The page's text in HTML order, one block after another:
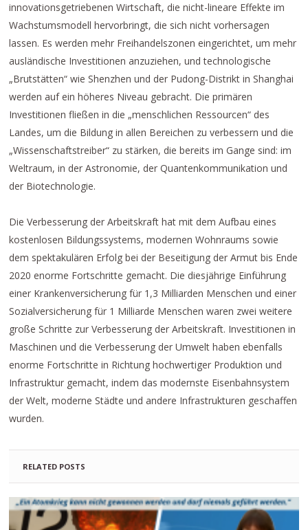
innovationsgetriebenen Wirtschaft, die nicht-lineare Effekte im
Wachstumsmodell hervorbringt, die sich nicht vorhersagen
lassen. Es werden mehr Freihandelszonen eingerichtet, um mehr
ausländische Investitionen anzuziehen, und technologische
„Brutstätten“ wie Shenzhen und der Pudong-Distrikt in Shanghai
werden auf ein höheres Niveau gebracht. Die primären
Investitionen fließen in die „menschlichen Ressourcen“ des
Landes, um die Bildung in allen Bereichen zu verbessern und die
„Wissenschaftstreiber“ zu stärken, die bereits im Gange sind: im
Weltraum, in der Astronomie, der Quantenkommunikation und
der Biotechnologie.
Die Verbesserung der Arbeitskraft hat mit dem Aufbau eines
kostenlosen Bildungssystems, modernen Wohnraums sowie
dem spektakulären Erfolg bei der Beseitigung der Armut bis Ende
2020 enorme Fortschritte gemacht. Die diesjährige Einführung
einer Krankenversicherung für 1,3 Milliarden Menschen und einer
Sozialversicherung für 1 Milliarde Menschen waren zwei weitere
große Schritte zur Verbesserung der Arbeitskraft. Investitionen in
Maschinen und die Verbesserung der Umwelt haben ebenfalls
enorme Fortschritte in Richtung hochwertiger Produktion und
Infrastruktur gemacht, indem das modernste Eisenbahnsystem
der Welt, moderne Städte und andere Infrastrukturen geschaffen
wurden.
RELATED POSTS